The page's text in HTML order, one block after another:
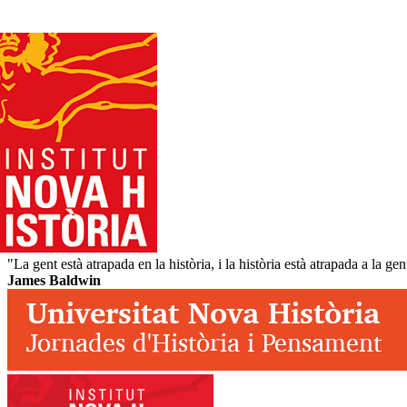
"La gent està atrapada en la història, i la història està atrapada a la
James Baldwin